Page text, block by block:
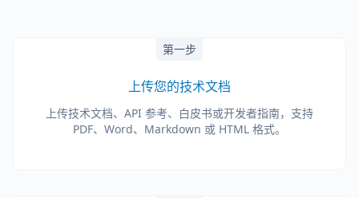
第一步
上传您的技术文档
上传技术文档、API 参考、白皮书或开发者指南，支持
PDF、Word、Markdown 或 HTML 格式。